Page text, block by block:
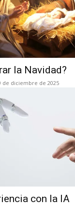
la Navidad?
de diciembre de 2025
con la IA